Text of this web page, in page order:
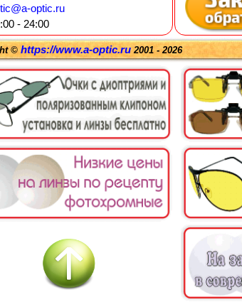
optic.ru
- 24:00
© https://www.a-optic.ru 2001 - 2026